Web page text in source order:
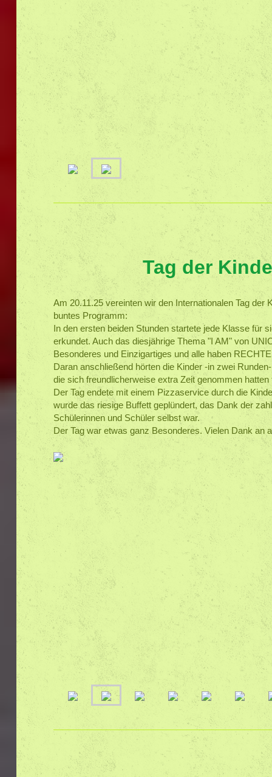
Tag der
Am 20.11.25 vereinten wir den Internationalen Tag
buntes Programm:
In den ersten beiden Stunden startete jede Klasse für
erkundet. Auch das diesjährige Thema "I AM" von
Besonderes und Einzigartiges und alle haben
Daran anschließend hörten die Kinder -in zwei
die sich freundlicherweise extra Zeit genommen
Der Tag endete mit einem Pizzaservice durch die
wurde das riesige Buffett geplündert, das Dank der
Schülerinnen und Schüler selbst war.
Der Tag war etwas ganz Besonderes. Vielen Dank an